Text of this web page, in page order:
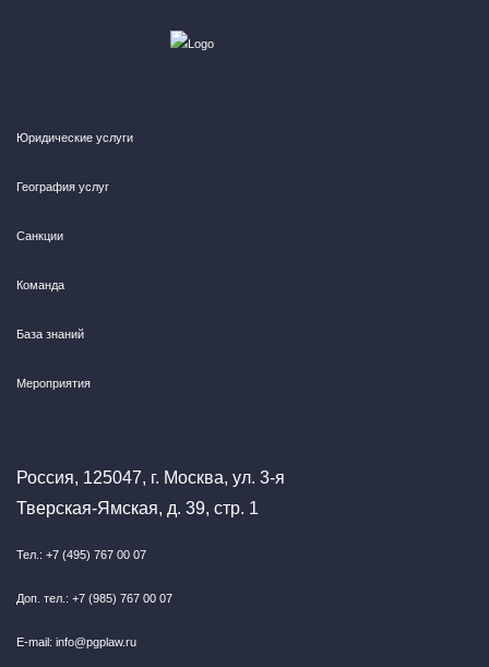
Юридические услуги
География услуг
Санкции
Команда
База знаний
Мероприятия
Россия, 125047, г. Москва, ул. 3-я
Тверская-Ямская, д. 39, стр. 1
Тел.: +7 (495) 767 00 07
Доп. тел.: +7 (985) 767 00 07
E-mail: info@pgplaw.ru